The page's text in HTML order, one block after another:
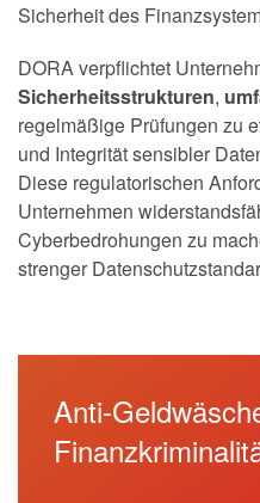
Sicherheit des
DORA verpflichtet
Sicherheitsstrukturen,
regelmäßige Prüfungen zu
und Integrität sensibler
Diese regulatorischen
Unternehmen
Cyberbedrohungen zu
strenger
Anti-